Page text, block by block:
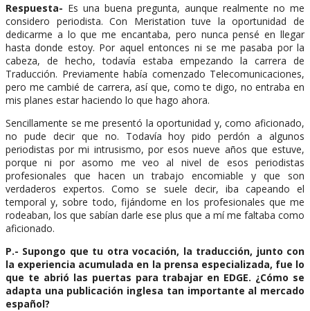
Respuesta- Es una buena pregunta, aunque realmente no me
considero periodista. Con Meristation tuve la oportunidad de
dedicarme a lo que me encantaba, pero nunca pensé en llegar
hasta donde estoy. Por aquel entonces ni se me pasaba por la
cabeza, de hecho, todavía estaba empezando la carrera de
Traducción. Previamente había comenzado Telecomunicaciones,
pero me cambié de carrera, así que, como te digo, no entraba en
mis planes estar haciendo lo que hago ahora.
Sencillamente se me presentó la oportunidad y, como aficionado,
no pude decir que no. Todavía hoy pido perdón a algunos
periodistas por mi intrusismo, por esos nueve años que estuve,
porque ni por asomo me veo al nivel de esos periodistas
profesionales que hacen un trabajo encomiable y que son
verdaderos expertos. Como se suele decir, iba capeando el
temporal y, sobre todo, fijándome en los profesionales que me
rodeaban, los que sabían darle ese plus que a mí me faltaba como
aficionado.
P.- Supongo que tu otra vocación, la traducción, junto con
la experiencia acumulada en la prensa especializada, fue lo
que te abrió las puertas para trabajar en EDGE. ¿Cómo se
adapta una publicación inglesa tan importante al mercado
español?